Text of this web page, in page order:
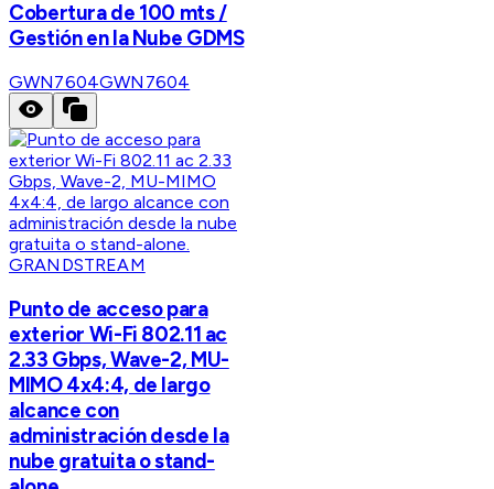
Cobertura de 100 mts /
Gestión en la Nube GDMS
GWN7604GWN7604
GRANDSTREAM
Punto de acceso para
exterior Wi-Fi 802.11 ac
2.33 Gbps, Wave-2, MU-
MIMO 4x4:4, de largo
alcance con
administración desde la
nube gratuita o stand-